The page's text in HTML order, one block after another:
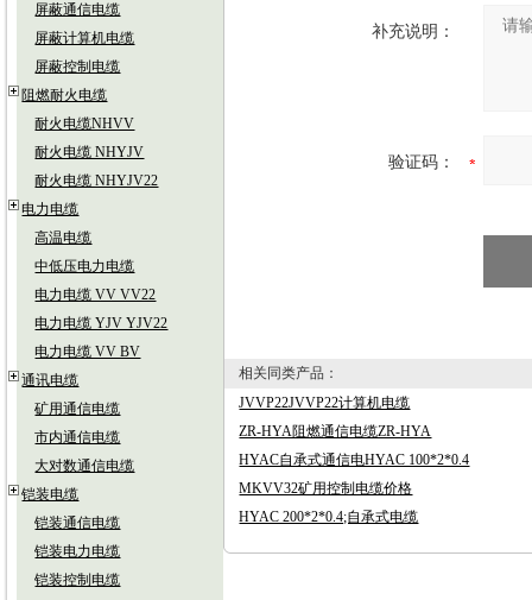
屏蔽通信电缆
屏蔽计算机电缆
屏蔽控制电缆
阻燃耐火电缆
耐火电缆NHVV
耐火电缆 NHYJV
耐火电缆 NHYJV22
电力电缆
高温电缆
中低压电力电缆
电力电缆 VV VV22
电力电缆 YJV YJV22
电力电缆 VV BV
通讯电缆
矿用通信电缆
市内通信电缆
大对数通信电缆
铠装电缆
铠装通信电缆
铠装电力电缆
铠装控制电缆
补充说明：
验证码：
相关同类产品：
JVVP22JVVP22计算机电缆
ZR-HYA阻燃通信电缆ZR-HYA
HYAC自承式通信电HYAC 100*2*0.4
MKVV32矿用控制电缆价格
HYAC 200*2*0.4;自承式电缆